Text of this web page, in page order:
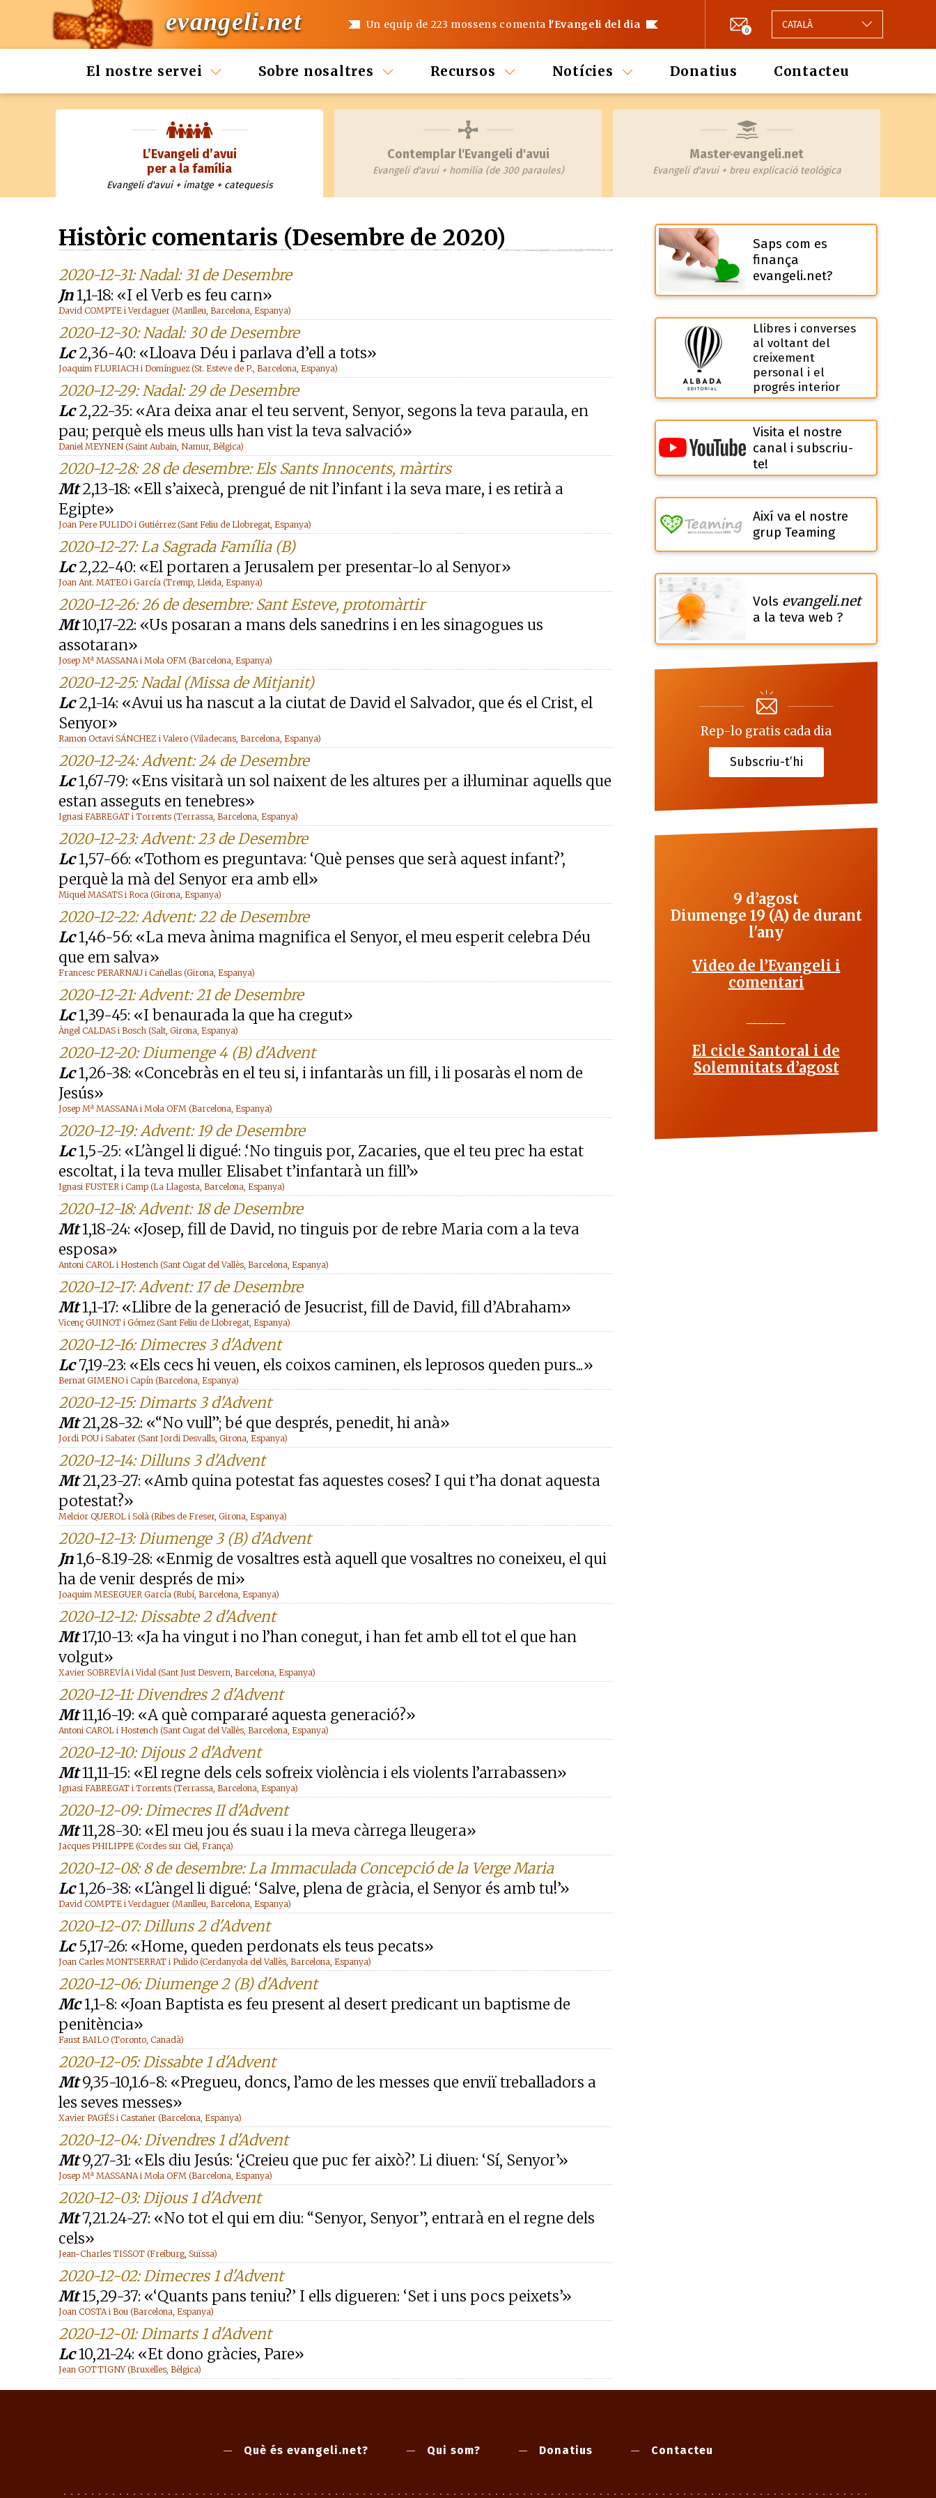
evangeli.net Un equip de 223 mossens comenta l'Evangeli del dia 0 CATALÀ
El nostre servei Sobre nosaltres Recursos Notícies Donatius Contacteu
L’Evangeli d’avui
per a la família
Evangeli d'avui + imatge + catequesis
Contemplar l'Evangeli d'avui
Evangeli d'avui + homilía (de 300 paraules)
Master·evangeli.net
Evangeli d'avui + breu explicació teològica
Històric comentaris (Desembre de 2020)
2020-12-31: Nadal: 31 de Desembre
Jn1,1-18: «I el Verb es feu carn»
David COMPTE i Verdaguer (Manlleu, Barcelona, Espanya)
2020-12-30: Nadal: 30 de Desembre
Lc2,36-40: «Lloava Déu i parlava d’ell a tots»
Joaquim FLURIACH i Domínguez (St. Esteve de P., Barcelona, Espanya)
2020-12-29: Nadal: 29 de Desembre
Lc2,22-35: «Ara deixa anar el teu servent, Senyor, segons la teva paraula, en
pau; perquè els meus ulls han vist la teva salvació»
Daniel MEYNEN (Saint Aubain, Namur, Bèlgica)
2020-12-28: 28 de desembre: Els Sants Innocents, màrtirs
Mt2,13-18: «Ell s’aixecà, prengué de nit l’infant i la seva mare, i es retirà a
Egipte»
Joan Pere PULIDO i Gutiérrez (Sant Feliu de Llobregat, Espanya)
2020-12-27: La Sagrada Família (B)
Lc2,22-40: «El portaren a Jerusalem per presentar-lo al Senyor»
Joan Ant. MATEO i García (Tremp, Lleida, Espanya)
2020-12-26: 26 de desembre: Sant Esteve, protomàrtir
Mt10,17-22: «Us posaran a mans dels sanedrins i en les sinagogues us
assotaran»
Josep Mª MASSANA i Mola OFM (Barcelona, Espanya)
2020-12-25: Nadal (Missa de Mitjanit)
Lc2,1-14: «Avui us ha nascut a la ciutat de David el Salvador, que és el Crist, el
Senyor»
Ramon Octavi SÁNCHEZ i Valero (Viladecans, Barcelona, Espanya)
2020-12-24: Advent: 24 de Desembre
Lc1,67-79: «Ens visitarà un sol naixent de les altures per a il·luminar aquells que
estan asseguts en tenebres»
Ignasi FABREGAT i Torrents (Terrassa, Barcelona, Espanya)
2020-12-23: Advent: 23 de Desembre
Lc1,57-66: «Tothom es preguntava: ‘Què penses que serà aquest infant?’,
perquè la mà del Senyor era amb ell»
Miquel MASATS i Roca (Girona, Espanya)
2020-12-22: Advent: 22 de Desembre
Lc1,46-56: «La meva ànima magnifica el Senyor, el meu esperit celebra Déu
que em salva»
Francesc PERARNAU i Cañellas (Girona, Espanya)
2020-12-21: Advent: 21 de Desembre
Lc1,39-45: «I benaurada la que ha cregut»
Àngel CALDAS i Bosch (Salt, Girona, Espanya)
2020-12-20: Diumenge 4 (B) d'Advent
Lc1,26-38: «Concebràs en el teu si, i infantaràs un fill, i li posaràs el nom de
Jesús»
Josep Mª MASSANA i Mola OFM (Barcelona, Espanya)
2020-12-19: Advent: 19 de Desembre
Lc1,5-25: «L'àngel li digué: .‘No tinguis por, Zacaries, que el teu prec ha estat
escoltat, i la teva muller Elisabet t’infantarà un fill’»
Ignasi FUSTER i Camp (La Llagosta, Barcelona, Espanya)
2020-12-18: Advent: 18 de Desembre
Mt1,18-24: «Josep, fill de David, no tinguis por de rebre Maria com a la teva
esposa»
Antoni CAROL i Hostench (Sant Cugat del Vallès, Barcelona, Espanya)
2020-12-17: Advent: 17 de Desembre
Mt1,1-17: «Llibre de la generació de Jesucrist, fill de David, fill d’Abraham»
Vicenç GUINOT i Gómez (Sant Feliu de Llobregat, Espanya)
2020-12-16: Dimecres 3 d'Advent
Lc7,19-23: «Els cecs hi veuen, els coixos caminen, els leprosos queden purs...»
Bernat GIMENO i Capín (Barcelona, Espanya)
2020-12-15: Dimarts 3 d'Advent
Mt21,28-32: «“No vull”; bé que després, penedit, hi anà»
Jordi POU i Sabater (Sant Jordi Desvalls, Girona, Espanya)
2020-12-14: Dilluns 3 d'Advent
Mt21,23-27: «Amb quina potestat fas aquestes coses? I qui t’ha donat aquesta
potestat?»
Melcior QUEROL i Solà (Ribes de Freser, Girona, Espanya)
2020-12-13: Diumenge 3 (B) d'Advent
Jn1,6-8.19-28: «Enmig de vosaltres està aquell que vosaltres no coneixeu, el qui
ha de venir després de mi»
Joaquim MESEGUER García (Rubí, Barcelona, Espanya)
2020-12-12: Dissabte 2 d'Advent
Mt17,10-13: «Ja ha vingut i no l’han conegut, i han fet amb ell tot el que han
volgut»
Xavier SOBREVÍA i Vidal (Sant Just Desvern, Barcelona, Espanya)
2020-12-11: Divendres 2 d'Advent
Mt11,16-19: «A què compararé aquesta generació?»
Antoni CAROL i Hostench (Sant Cugat del Vallès, Barcelona, Espanya)
2020-12-10: Dijous 2 d'Advent
Mt11,11-15: «El regne dels cels sofreix violència i els violents l’arrabassen»
Ignasi FABREGAT i Torrents (Terrassa, Barcelona, Espanya)
2020-12-09: Dimecres II d'Advent
Mt11,28-30: «El meu jou és suau i la meva càrrega lleugera»
Jacques PHILIPPE (Cordes sur Ciel, França)
2020-12-08: 8 de desembre: La Immaculada Concepció de la Verge Maria
Lc1,26-38: «L'àngel li digué: ‘Salve, plena de gràcia, el Senyor és amb tu!’»
David COMPTE i Verdaguer (Manlleu, Barcelona, Espanya)
2020-12-07: Dilluns 2 d'Advent
Lc5,17-26: «Home, queden perdonats els teus pecats»
Joan Carles MONTSERRAT i Pulido (Cerdanyola del Vallès, Barcelona, Espanya)
2020-12-06: Diumenge 2 (B) d'Advent
Mc1,1-8: «Joan Baptista es feu present al desert predicant un baptisme de
penitència»
Faust BAILO (Toronto, Canadà)
2020-12-05: Dissabte 1 d'Advent
Mt9,35-10,1.6-8: «Pregueu, doncs, l’amo de les messes que enviï treballadors a
les seves messes»
Xavier PAGÉS i Castañer (Barcelona, Espanya)
2020-12-04: Divendres 1 d'Advent
Mt9,27-31: «Els diu Jesús: ‘¿Creieu que puc fer això?’. Li diuen: ‘Sí, Senyor’»
Josep Mª MASSANA i Mola OFM (Barcelona, Espanya)
2020-12-03: Dijous 1 d'Advent
Mt7,21.24-27: «No tot el qui em diu: “Senyor, Senyor”, entrarà en el regne dels
cels»
Jean-Charles TISSOT (Freiburg, Suïssa)
2020-12-02: Dimecres 1 d'Advent
Mt15,29-37: «‘Quants pans teniu?’ I ells digueren: ‘Set i uns pocs peixets’»
Joan COSTA i Bou (Barcelona, Espanya)
2020-12-01: Dimarts 1 d'Advent
Lc10,21-24: «Et dono gràcies, Pare»
Jean GOTTIGNY (Bruxelles, Bèlgica)
Saps com es
finança
evangeli.net?
Llibres i converses
al voltant del
creixement
personal i el
progrés interior
Visita el nostre
canal i subscriu-
te!
Així va el nostre
grup Teaming
Vols evangeli.net
a la teva web ?
Rep-lo gratis cada dia
Subscriu-t’hi
9 d’agost
Diumenge 19 (A) de durant
l'any
Video de l’Evangeli i
comentari
El cicle Santoral i de
Solemnitats d’agost
Què és evangeli.net? Qui som? Donatius Contacteu